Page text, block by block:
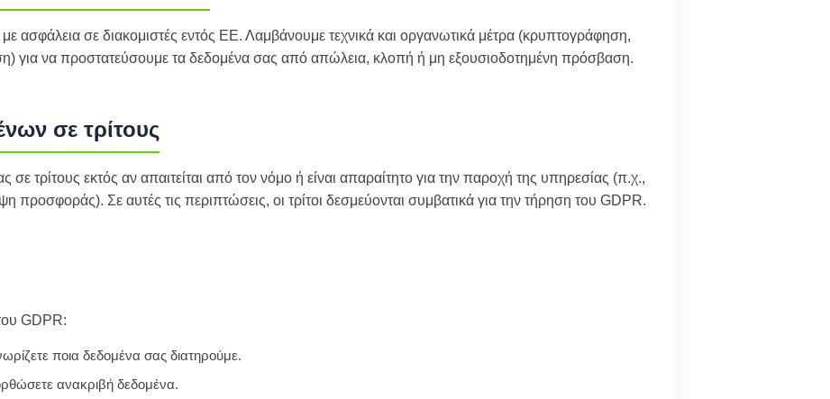
ασφάλεια σε διακομιστές εντός ΕΕ. Λαμβάνουμε τεχνικά και οργανωτικά μέτρα (κρυπτογράφηση,
για να προστατεύσουμε τα δεδομένα σας από απώλεια, κλοπή ή μη εξουσιοδοτημένη πρόσβαση.
σε τρίτους
σε τρίτους εκτός αν απαιτείται από τον νόμο ή είναι απαραίτητο για την παροχή της υπηρεσίας (π.χ.,
προσφοράς). Σε αυτές τις περιπτώσεις, οι τρίτοι δεσμεύονται συμβατικά για την τήρηση του GDPR.
GDPR:
ποια δεδομένα σας διατηρούμε.
ανακριβή δεδομένα.